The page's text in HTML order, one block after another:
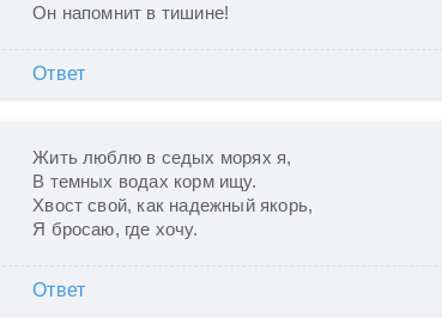
Он напомнит в тишине!
Ответ
Жить люблю в седых морях я,
В темных водах корм ищу.
Хвост свой, как надежный якорь,
Я бросаю, где хочу.
Ответ